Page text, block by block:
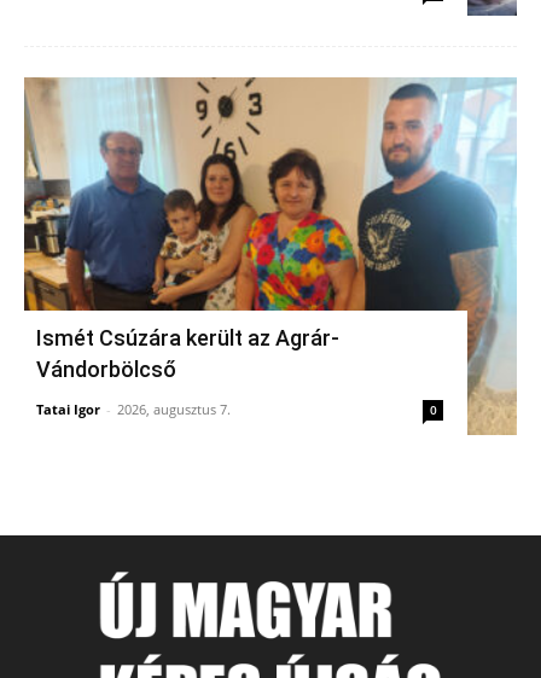
Ismét Csúzára került az Agrár-
Vándorbölcső
Tatai Igor - 2026, augusztus 7. 0